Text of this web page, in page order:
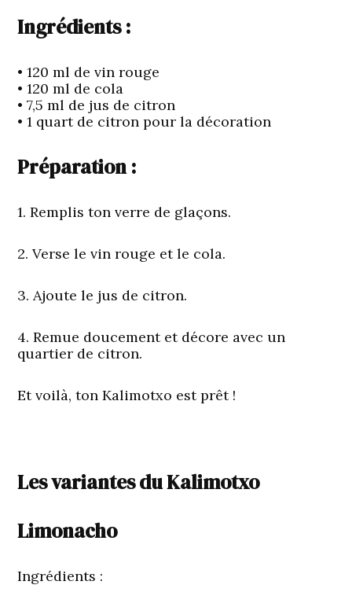
Ingrédients :
• 120 ml de vin rouge
• 120 ml de cola
• 7,5 ml de jus de citron
• 1 quart de citron pour la décoration
Préparation :
1. Remplis ton verre de glaçons.
2. Verse le vin rouge et le cola.
3. Ajoute le jus de citron.
4. Remue doucement et décore avec un
quartier de citron.
Et voilà, ton Kalimotxo est prêt !
Les variantes du Kalimotxo
Limonacho
Ingrédients :